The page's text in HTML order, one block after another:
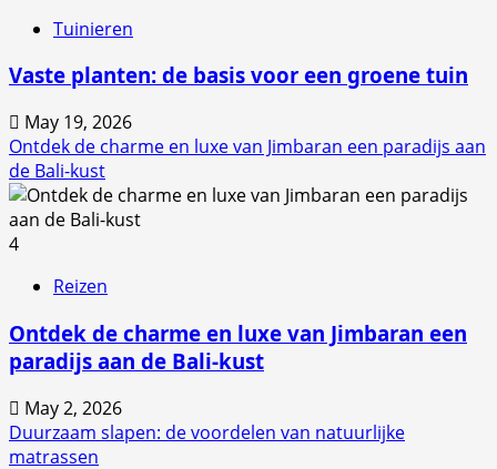
Tuinieren
Vaste planten: de basis voor een groene tuin
May 19, 2026
Ontdek de charme en luxe van Jimbaran een paradijs aan
de Bali-kust
4
Reizen
Ontdek de charme en luxe van Jimbaran een
paradijs aan de Bali-kust
May 2, 2026
Duurzaam slapen: de voordelen van natuurlijke
matrassen